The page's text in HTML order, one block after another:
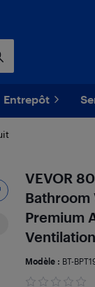
Entrepôt
VEVOR
Bathroom
Premium
Modèle : BT-